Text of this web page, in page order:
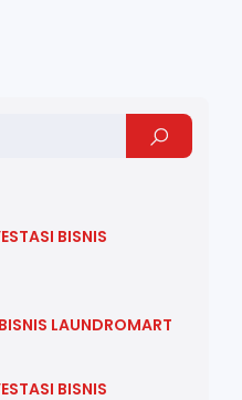
BISNIS
LAUNDROMART
BISNIS